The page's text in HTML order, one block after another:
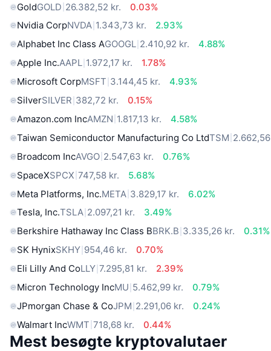
GoldGOLD 26.382,52 kr.
0.03%
Nvidia CorpNVDA 1.343,73 kr.
2.93%
Alphabet Inc Class AGOOGL 2.410,92 kr.
4.88%
Apple Inc.AAPL 1.972,17 kr.
1.78%
Microsoft CorpMSFT 3.144,45 kr.
4.93%
SilverSILVER 382,72 kr.
0.15%
Amazon.com IncAMZN 1.817,13 kr.
4.58%
Taiwan Semiconductor Manufacturing Co LtdTSM
Broadcom IncAVGO 2.547,63 kr.
0.76%
SpaceXSPCX 747,58 kr.
5.68%
Meta Platforms, Inc.META 3.829,17 kr.
6.02%
Tesla, Inc.TSLA 2.097,21 kr.
3.49%
Berkshire Hathaway Inc Class BBRK.B 3.335,26 kr.
0.31%
SK HynixSKHY 954,46 kr.
0.70%
Eli Lilly And CoLLY 7.295,81 kr.
2.39%
Micron Technology IncMU 5.462,99 kr.
0.79%
JPmorgan Chase & CoJPM 2.291,06 kr.
0.24%
Walmart IncWMT 718,68 kr. 0.44%
Mest besøgte kryptovalutaer